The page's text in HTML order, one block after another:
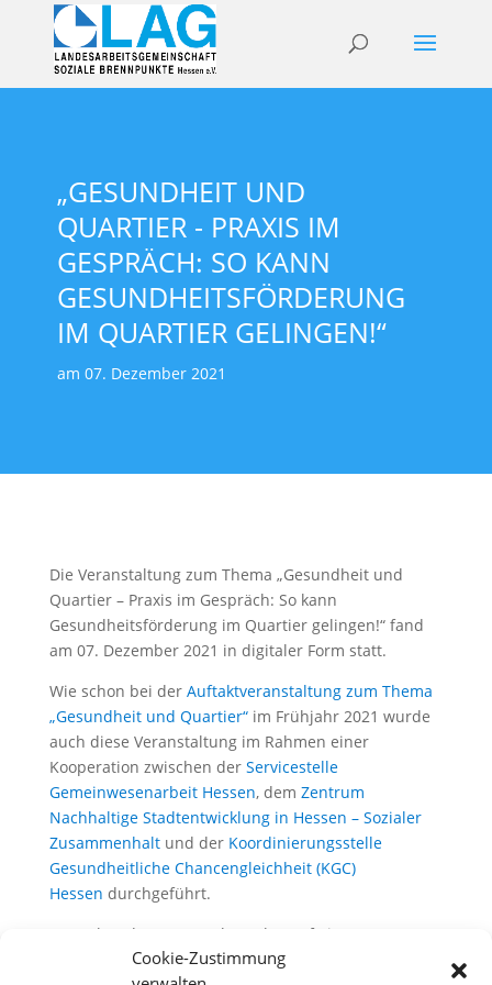
Cookie-Zustimmung
„GESUNDHEIT UND
QUARTIER - PRAXIS IM
GESPRÄCH: SO KANN
GESUNDHEITSFÖRDERUNG
IM QUARTIER GELINGEN!“
am 07. Dezember 2021
Die Veranstaltung zum Thema „Gesundheit und
Quartier – Praxis im Gespräch: So kann
Gesundheitsförderung im Quartier gelingen!“ fand
am 07. Dezember 2021 in digitaler Form statt.
Wie schon bei der Auftaktveranstaltung zum Thema
„Gesundheit und Quartier“im Frühjahr 2021 wurde
auch diese Veranstaltung im Rahmen einer
Kooperation zwischen der Servicestelle
Gemeinwesenarbeit Hessen, dem Zentrum
Nachhaltige Stadtentwicklung in Hessen – Sozialer
Zusammenhaltund der Koordinierungsstelle
Gesundheitliche Chancengleichheit (KGC)
Hessen durchgeführt.
Der Fokus der Veranstaltung lag auf einem
gemeinsamen Austausch und der Vorstellung von